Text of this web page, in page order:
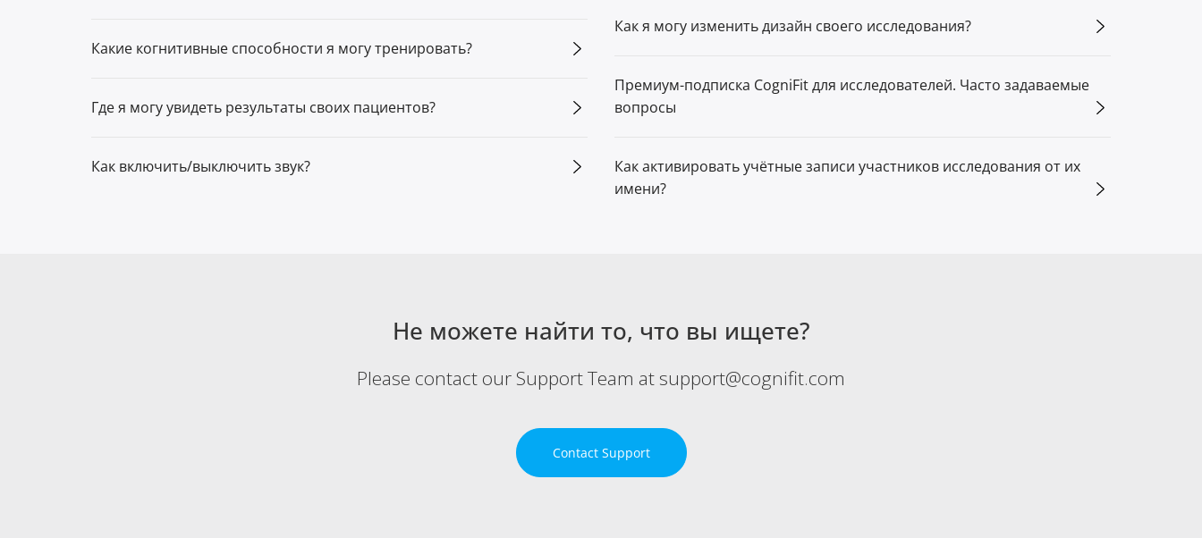
Какие когнитивные способности я могу тренировать?
Где я могу увидеть результаты своих пациентов?
Как включить/выключить звук?
Как я могу изменить дизайн своего исследования?
Премиум-подписка CogniFit для исследователей. Часто задаваемые
вопросы
Как активировать учётные записи участников исследования от их
имени?
Не можете найти то, что вы ищете?
Please contact our Support Team at support@cognifit.com
Contact Support